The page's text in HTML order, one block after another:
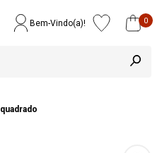
Bem-Vindo(a)! 0
quadrado